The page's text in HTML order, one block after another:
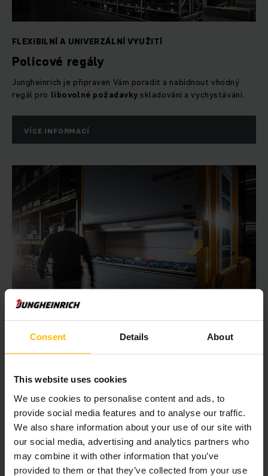
Consent Details About
This website uses cookies
We use cookies to personalise content and ads, to
provide social media features and to analyse our traffic.
We also share information about your use of our site with
our social media, advertising and analytics partners who
may combine it with other information that you’ve
provided to them or that they’ve collected from your use
FLEXIBILNÍ A UNIVERZÁLNÍ VYUŽITÍ
Policové regály
Jungheinrich je připraven Vám poradit a nabídnout vhodný
regál pro libovolné požadavkyskladování a vychystávání.
VÍCE INFORMACÍ
INDIVIDUÁLNĚ, PODLE POTŘEBY A FLEXIBILNĚ
Dynamické skladování drobných dílů
Při skladování drobných dílů existují
Vašich individuálních požadavků.
VÍCE INFORMACÍ